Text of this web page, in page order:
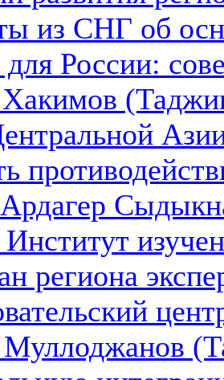
из СНГ об
для России:
Институт
региона